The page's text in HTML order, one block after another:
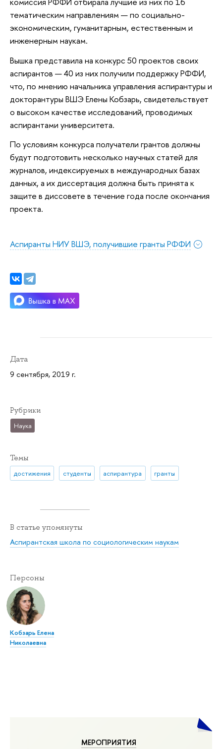
МЕРОПРИЯТИЯ
тематическим направлениям — по социально-
экономическим, гуманитарным, естественным и
инженерным наукам.
Вышка представила на конкурс 50 проектов своих
аспирантов — 40 из них получили поддержку РФФИ,
что, по мнению начальника управления аспирантуры и
докторантуры ВШЭ Елены Кобзарь, свидетельствует
о высоком качестве исследований, проводимых
аспирантами университета.
По условиям конкурса получатели грантов должны
будут подготовить несколько научных статей для
журналов, индексируемых в международных базах
данных, а их диссертация должна быть принята к
защите в диссовете в течение года после окончания
проекта.
Аспиранты НИУ ВШЭ, получившие гранты РФФИ
Дата
9 сентября, 2019 г.
Рубрики
Наука
Темы
достижения студенты аспирантура гранты
В статье упомянуты
Аспирантская школа по социологическим наукам
Персоны
Кобзарь Елена
Николаевна